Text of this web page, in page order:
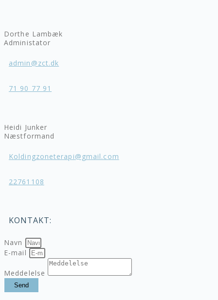
Dorthe Lambæk
Administator
admin@zct.dk
71 90 77 91
Heidi Junker
Næstformand
Koldingzoneterapi@gmail.com
22761108
KONTAKT:
Navn
E-mail
Meddelelse
Send